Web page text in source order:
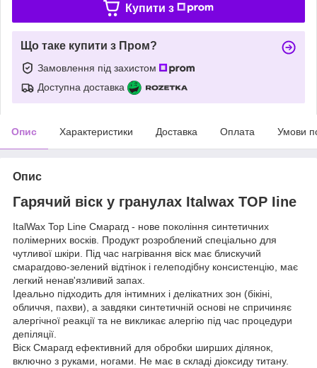
Купити з
Що таке купити з Пром?
Замовлення під захистом
Доступна доставка
Опис Характеристики Доставка Оплата Умови
Опис
Гарячий віск у гранулах Italwax TOP Iine
ItalWax Top Line Смарагд - нове покоління синтетичних
полімерних восків. Продукт розроблений спеціально для
чутливої шкіри. Під час нагрівання віск має блискучий
смарагдово-зелений відтінок і гелеподібну консистенцію, має
легкий ненав'язливий запах.
Ідеально підходить для інтимних і делікатних зон (бікіні,
обличчя, пахви), а завдяки синтетичній основі не спричиняє
алергічної реакції та не викликає алергію під час процедури
депіляції.
Віск Смарагд ефективний для обробки ширших ділянок,
включно з руками, ногами. Не має в складі діоксиду титану.